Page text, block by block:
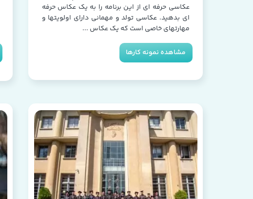
عکاسی حرفه ای از این برنامه را به یک عکاس حرفه
ای بدهید. عکاسی تولد و مهمانی دارای اولویتها و
مهارتهای خاصی است که یک عکاس ...
مشاهده نمونه کارها